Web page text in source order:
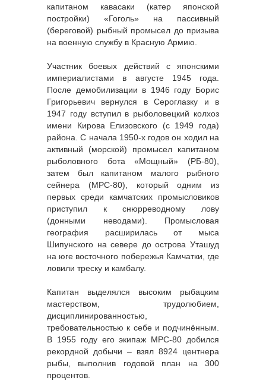
капитаном кавасаки (катер японской
постройки) «Гоголь» на пассивный
(береговой) рыбный промысел до призыва
на военную службу в Красную Армию.
Участник боевых действий с японскими
империалистами в августе 1945 года.
После демобилизации в 1946 году Борис
Григорьевич вернулся в Сероглазку и в
1947 году вступил в рыболовецкий колхоз
имени Кирова Елизовского (с 1949 года)
района. С начала 1950-х годов он ходил на
активный (морской) промысел капитаном
рыболовного бота «Мощный» (РБ-80),
затем был капитаном малого рыбного
сейнера (МРС-80), который одним из
первых среди камчатских промысловиков
приступил к снюрреводному лову
(донными неводами). Промысловая
география расширилась от мыса
Шипунского на севере до острова Уташуд
на юге восточного побережья Камчатки, где
ловили треску и камбалу.
Капитан выделялся высоким рыбацким
мастерством, трудолюбием,
дисциплинированностью,
требовательностью к себе и подчинённым.
В 1955 году его экипаж МРС-80 добился
рекордной добычи – взял 8924 центнера
рыбы, выполнив годовой план на 300
процентов.